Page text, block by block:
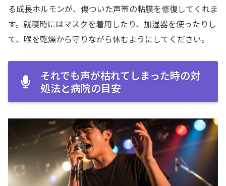
る成長ホルモンが、傷ついた声帯の粘膜を修復してくれま
す。就寝時にはマスクを着用したり、加湿器を使ったりし
て、喉を乾燥から守りながら休むようにしてください。
それでも声が枯れてしまった時の対
処法と病院の目安